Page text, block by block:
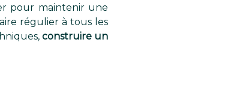
pour maintenir une
régulier à tous les
construire un